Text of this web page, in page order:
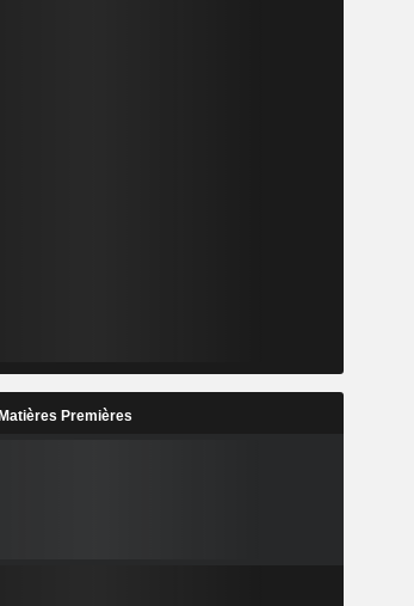
Premières